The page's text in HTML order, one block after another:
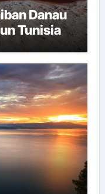
Danau
Tunisia